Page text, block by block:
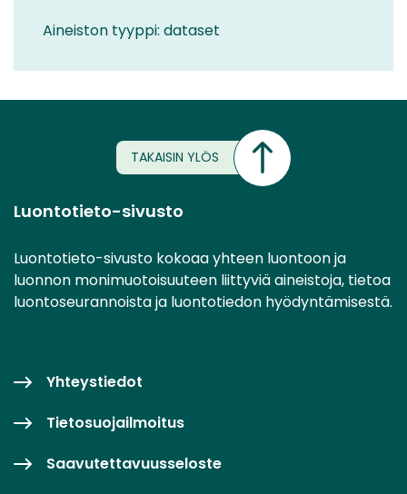
Aineiston tyyppi: dataset
TAKAISIN YLÖS
Luontotieto-sivusto
Luontotieto-sivusto kokoaa yhteen luontoon ja
luonnon monimuotoisuuteen liittyviä aineistoja, tietoa
luontoseurannoista ja luontotiedon hyödyntämisestä.
Yhteystiedot
Tietosuojailmoitus
Saavutettavuusseloste